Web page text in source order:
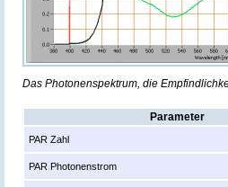
Das Photonenspektrum, die
Parameter
PAR Zahl
PAR Photonenstrom